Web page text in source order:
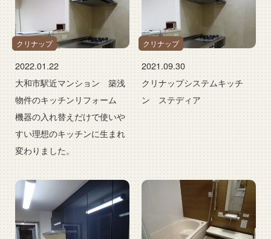
クリナップ
2022.01.22
大和市駅近マンション 築浅
物件のキッチンリフォーム
機器の入れ替えだけで使いや
すい理想のキッチンに生まれ
変わりました。
クリナップ
2021.09.30
クリナップシステムキッチ
ン ステディア